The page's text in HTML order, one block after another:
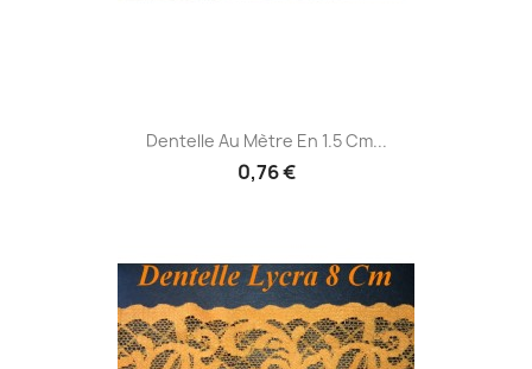
Dentelle Au Mètre En 1.5 Cm...
0,76 €